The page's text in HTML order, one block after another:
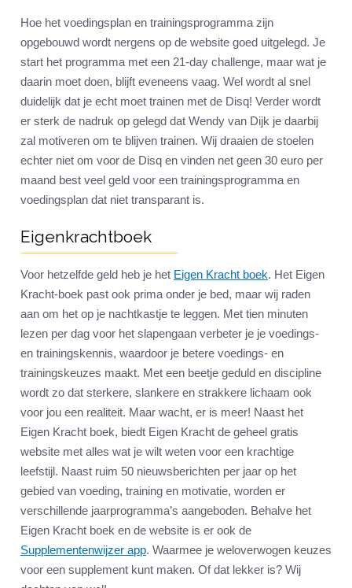
Hoe het voedingsplan en trainingsprogramma zijn
opgebouwd wordt nergens op de website goed uitgelegd. Je
start het programma met een 21-day challenge, maar wat je
daarin moet doen, blijft eveneens vaag. Wel wordt al snel
duidelijk dat je echt moet trainen met de Disq! Verder wordt
er sterk de nadruk op gelegd dat Wendy van Dijk je daarbij
zal motiveren om te blijven trainen. Wij draaien de stoelen
echter niet om voor de Disq en vinden net geen 30 euro per
maand best veel geld voor een trainingsprogramma en
voedingsplan dat niet transparant is.
Eigenkrachtboek
Voor hetzelfde geld heb je het Eigen Kracht boek. Het Eigen
Kracht-boek past ook prima onder je bed, maar wij raden
aan om het op je nachtkastje te leggen. Met tien minuten
lezen per dag voor het slapengaan verbeter je je voedings-
en trainingskennis, waardoor je betere voedings- en
trainingskeuzes maakt. Met een beetje geduld en discipline
wordt zo dat sterkere, slankere en strakkere lichaam ook
voor jou een realiteit. Maar wacht, er is meer! Naast het
Eigen Kracht boek, biedt Eigen Kracht de geheel gratis
website met alles wat je wilt weten voor een krachtige
leefstijl. Naast ruim 50 nieuwsberichten per jaar op het
gebied van voeding, training en motivatie, worden er
verschillende jaarprogramma’s aangeboden. Behalve het
Eigen Kracht boek en de website is er ook de
Supplementenwijzer app. Waarmee je weloverwogen keuzes
voor een supplement kunt maken. Of dat lekker is? Wij